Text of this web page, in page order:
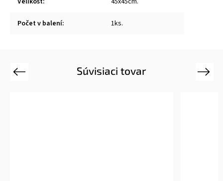
Počet v balení: 1ks.
Súvisiaci tovar
Previous Next